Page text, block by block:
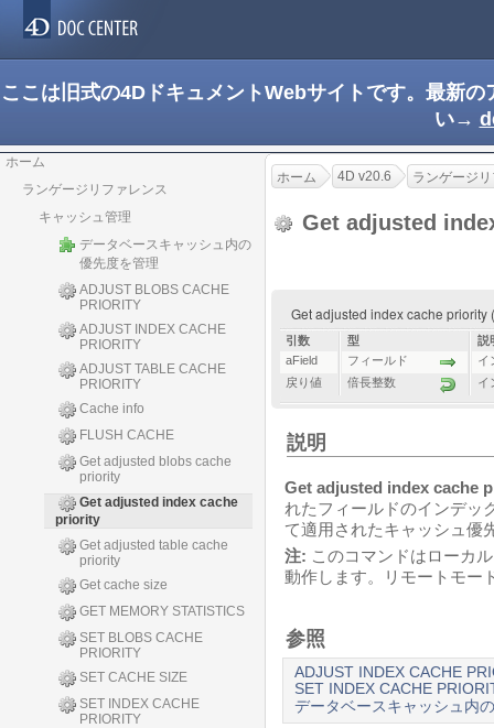
ここは旧式の4DドキュメントWebサイトです。最新
い→
ホーム
ランゲージリファレンス
キャッシュ管理
データベースキャッシュ内の
優先度を管理
ADJUST BLOBS CACHE
PRIORITY
ADJUST INDEX CACHE
PRIORITY
ADJUST TABLE CACHE
PRIORITY
Cache info
FLUSH CACHE
Get adjusted blobs cache
priority
Get adjusted index cache
priority
Get adjusted table cache
priority
Get cache size
GET MEMORY STATISTICS
SET BLOBS CACHE
PRIORITY
SET CACHE SIZE
SET INDEX CACHE
PRIORITY
ホーム 4D v20.6 ランゲージ
Get adjusted
Get adjusted index cache priority
引数 型
説
aField
フィールド
イ
戻り値
倍長整数 イ
説明
Get adjusted index cache
れたフィールドのインデッ
て適用されたキャッシュ優
注: このコマンドはローカ
動作します。リモートモー
参照
ADJUST INDEX CACHE
SET INDEX CACHE
データベースキャッシュ内